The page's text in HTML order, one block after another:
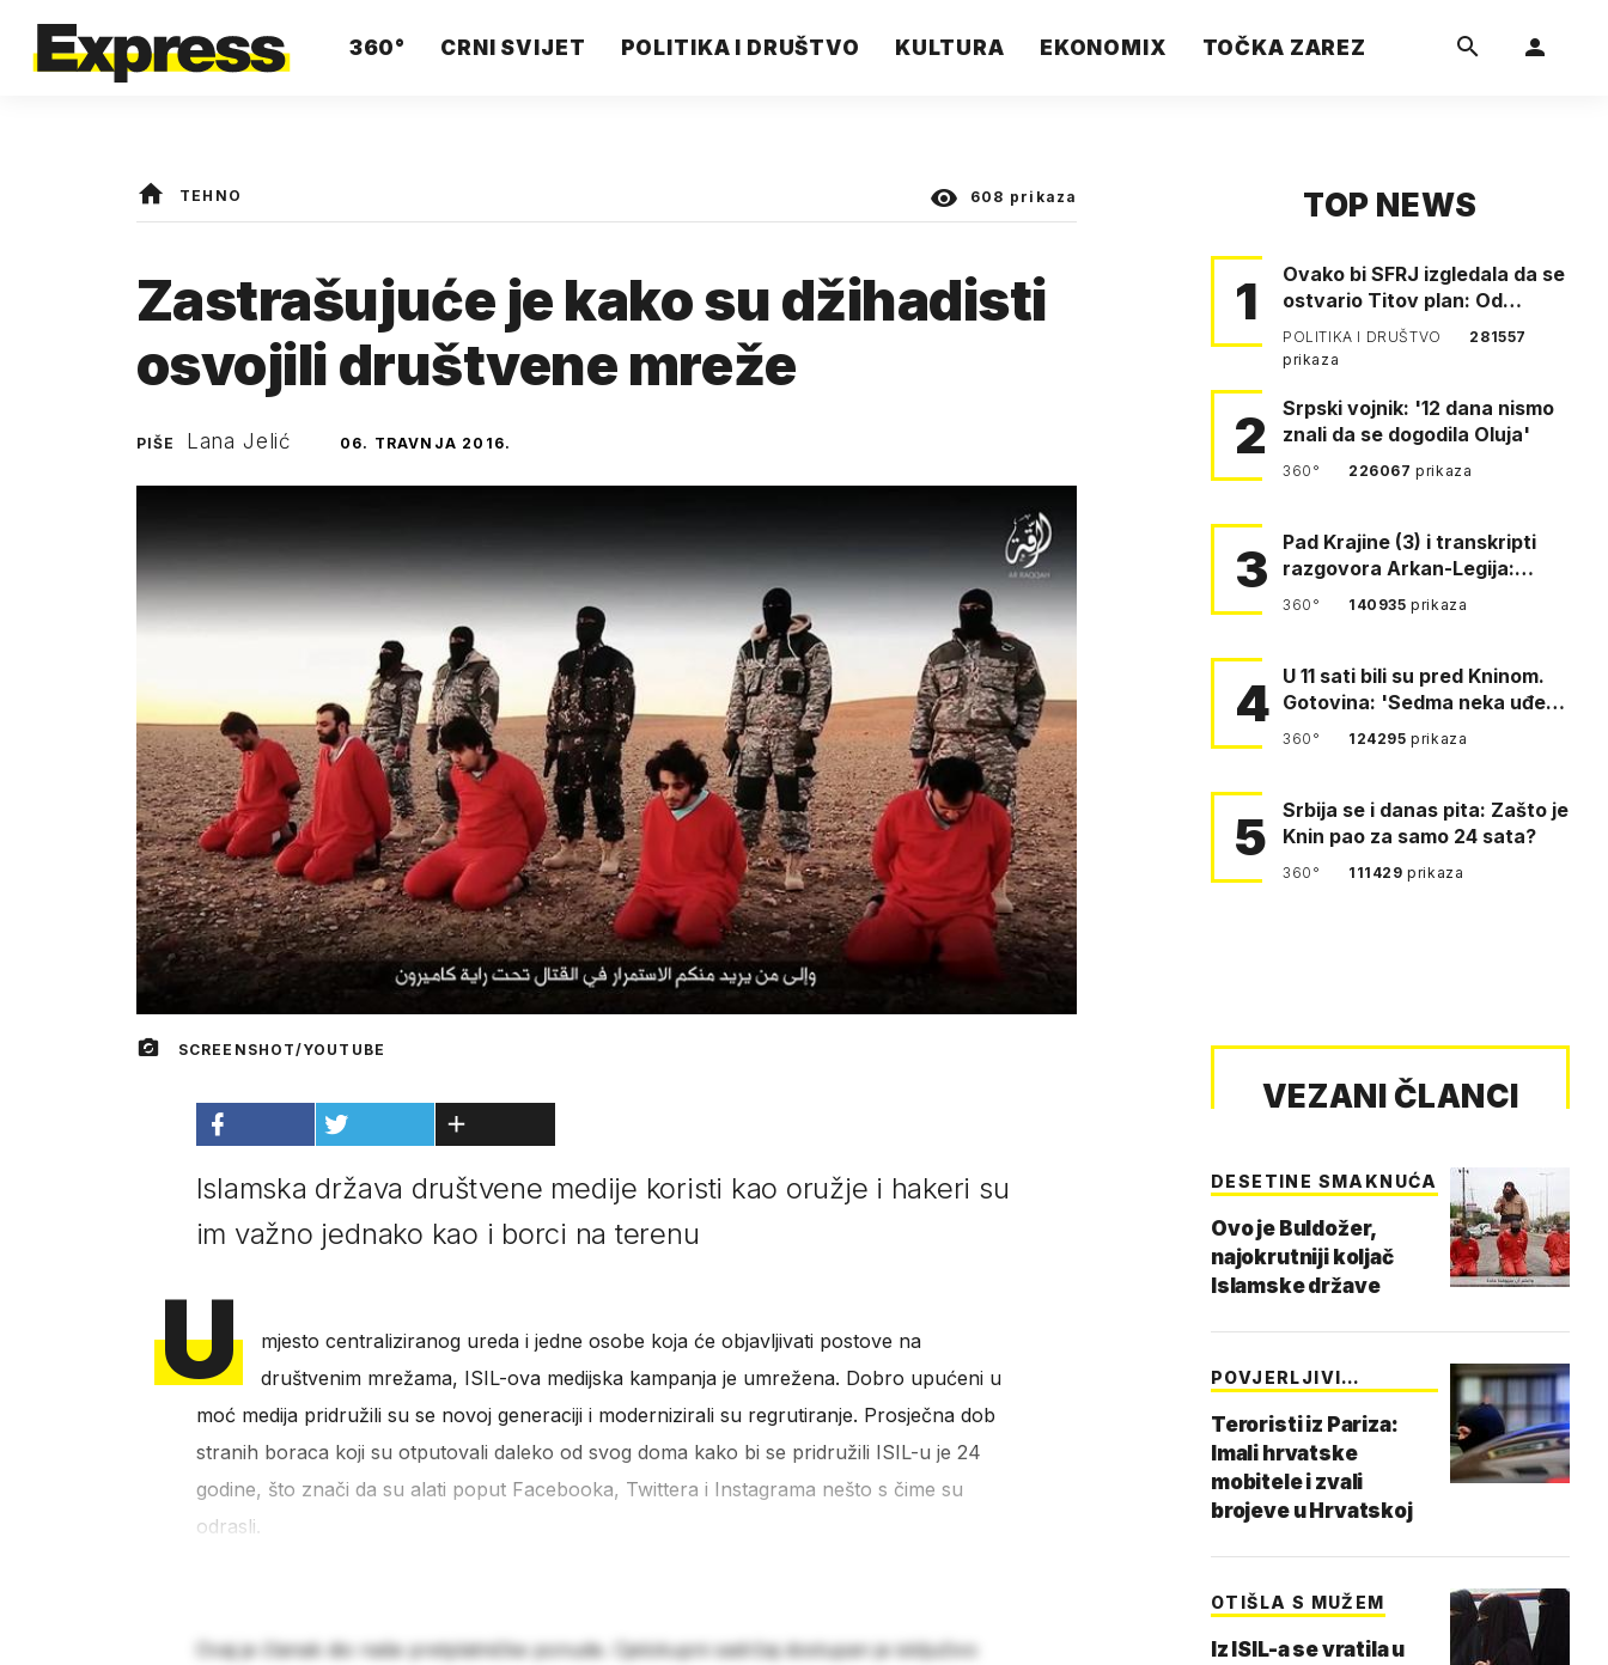
360° CRNI SVIJET POLITIKA I DRUŠTVO KULTURA EKONOMIX TOČKA ZAREZ
TEHNO 608 prikaza
Zastrašujuće je kako su džihadisti
osvojili društvene mreže
PIŠE Lana Jelić 06. TRAVNJA 2016.
SCREENSHOT/YOUTUBE
Islamska država društvene medije koristi kao oružje i hakeri su
im važno jednako kao i borci na terenu
U
mjesto centraliziranog ureda i jedne osobe koja će objavljivati postove na
društvenim mrežama, ISIL-ova medijska kampanja je umrežena. Dobro upućeni u
moć medija pridružili su se novoj generaciji i modernizirali su regrutiranje. Prosječna dob
stranih boraca koji su otputovali daleko od svog doma kako bi se pridružili ISIL-u je 24
godine, što znači da su alati poput Facebooka, Twittera i Instagrama nešto s čime su
odrasli.
Ovaj je članak dio naše pretplatničke ponude. Cjelokupni sadržaj dostupan je isključivo
TOP NEWS
1
Ovako bi SFRJ izgledala da se
ostvario Titov plan: Od
Klagenfurta do Istanbula!
POLITIKA I DRUŠTVO
281557
prikaza
2
Srpski vojnik: '12 dana nismo
znali da se dogodila Oluja'
360° 226067prikaza
3
Pad Krajine (3) i transkripti
razgovora Arkan-Legija:
'Čujem, prelazite ustašam…
360° 140935prikaza
4 U 11 sati bili su pred Kninom.
Gotovina: 'Sedma neka uđe,
4. gardijska neka g…
360° 124295prikaza
5
Srbija se i danas pita: Zašto je
Knin pao za samo 24 sata?
360° 111429prikaza
VEZANI ČLANCI
DESETINE SMAKNUĆA
Ovo je Buldožer,
najokrutniji koljač
Islamske države
POVJERLJIVI
Teroristi iz Pariza:
Imali hrvatske
mobitele i zvali
brojeve u Hrvatskoj
OTIŠLA S MUŽEM
Iz ISIL-a se vratila u